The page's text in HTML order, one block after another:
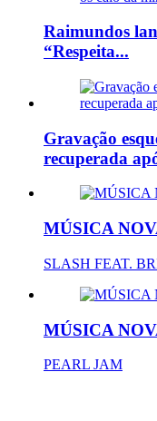
Raimundos
“Respeita...
Gravação
recuperada
MÚSICA
SLASH FEAT.
MÚSICA
PEARL JAM